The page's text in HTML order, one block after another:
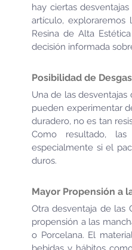
hay ciertas
artículo, exploraremos
Resina de Alta
decisión informada
Posibilidad de
Una de las desventajas
pueden experimentar
duradero, no es tan
Como resultado,
especialmente si el
duros.
Mayor Propensión a
Otra desventaja de las
propensión a las
o Porcelana. El